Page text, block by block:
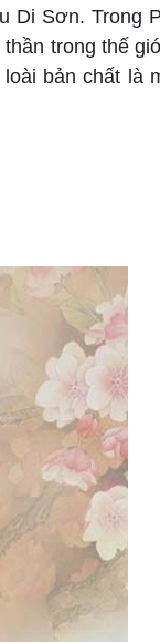
Di Sơn. Trong
trong thế
bản chất là